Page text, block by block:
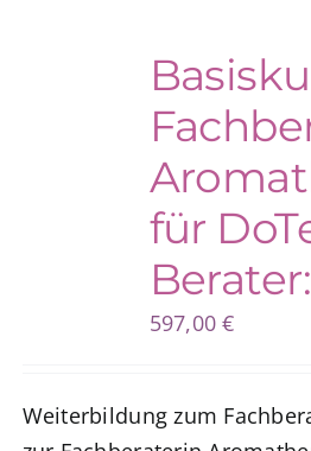
für
597,00€
Weiterbildung zum